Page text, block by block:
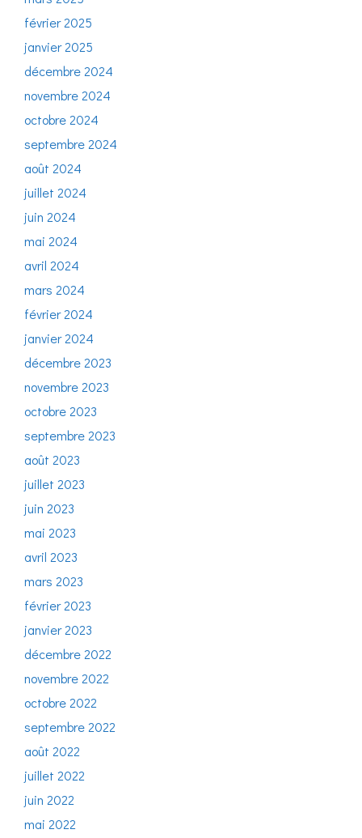
février 2025
janvier 2025
décembre 2024
novembre 2024
octobre 2024
septembre 2024
août 2024
juillet 2024
juin 2024
mai 2024
avril 2024
mars 2024
février 2024
janvier 2024
décembre 2023
novembre 2023
octobre 2023
septembre 2023
août 2023
juillet 2023
juin 2023
mai 2023
avril 2023
mars 2023
février 2023
janvier 2023
décembre 2022
novembre 2022
octobre 2022
septembre 2022
août 2022
juillet 2022
juin 2022
mai 2022